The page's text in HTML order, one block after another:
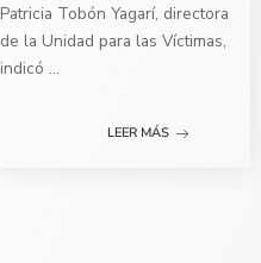
Patricia Tobón Yagarí, directora
de la Unidad para las Víctimas,
indicó ...
LEER MÁS